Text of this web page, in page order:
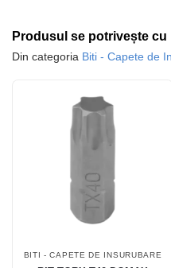
Produsul se potrivește cu
Din categoria Biti - Capete de
BITI - CAPETE DE INSURUBARE